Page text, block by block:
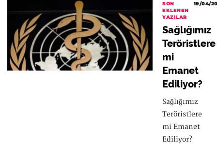
SON
EKLENEN
YAZILAR
19/04/
Sağlığımız
Teröristlere
mi
Emanet
Ediliyor?
Sağlığımız
Teröristlere
mi Emanet
Ediliyor?